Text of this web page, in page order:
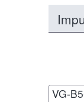
VG-